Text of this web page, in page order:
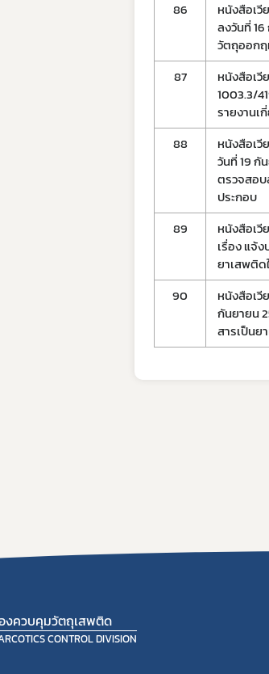
86
หนังสือเวี
ลงวันที่
วัตถุออกฤ
87
หนังสือเ
1003.3/
รายงานเ
88
หนังสือเ
วันที่ 19 กั
ตรวจสอ
ประกอบ
89
หนังสือเวี
เรื่อง แจ้
ยาเสพติด
90
หนังสือเวี
กันยายน
สารเป็นย
งควบคุมวัตถุเสพติด
CONTROL DIVISION